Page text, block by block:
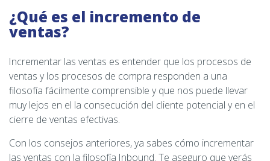
¿Qué es el incremento de
ventas?
Incrementar las ventas es entender que los procesos de
ventas y los procesos de compra responden a una
filosofía fácilmente comprensible y que nos puede llevar
muy lejos en el la consecución del cliente potencial y en el
cierre de ventas efectivas.
Con los consejos anteriores, ya sabes cómo incrementar
las ventas con la filosofía Inbound. Te aseguro que verás